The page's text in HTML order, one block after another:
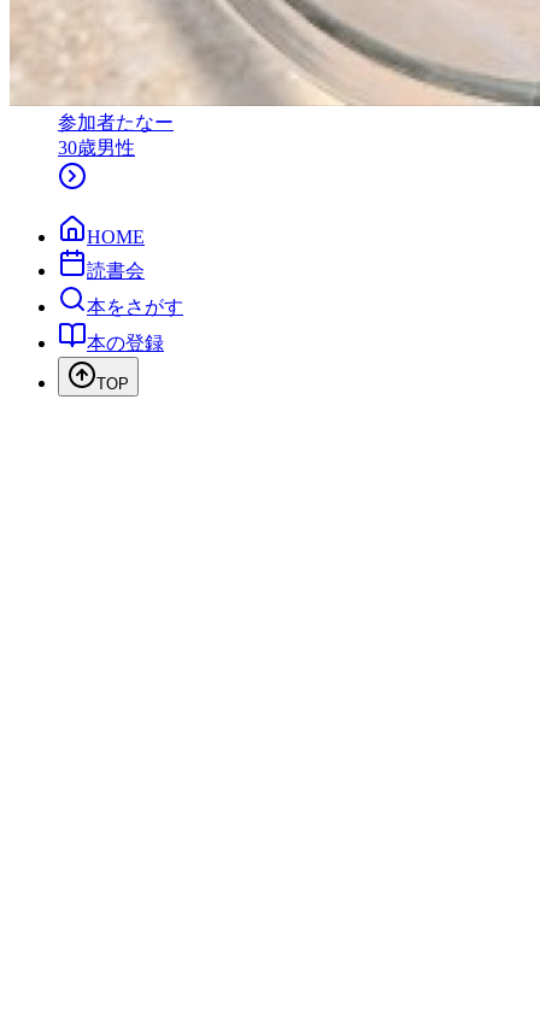
参加者たなー
30歳男性
HOME
読書会
本をさがす
本の登録
TOP